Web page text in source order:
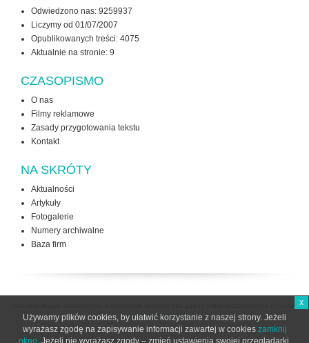
Odwiedzono nas: 9259937
Liczymy od 01/07/2007
Opublikowanych treści: 4075
Aktualnie na stronie: 9
CZASOPISMO
O nas
Filmy reklamowe
Zasady przygotowania tekstu
Kontakt
NA SKRÓTY
Aktualności
Artykuły
Fotogalerie
Numery archiwalne
Baza firm
użytkowania strony
x
Używamy plików cookies, by ułatwić korzystanie z naszej strony. Jeżeli
wyrażasz zgodę na zapisywanie informacji zawartej w cookies zamknij
okno . Jeżeli nie wyrażasz zgody – zmień ustawienia swojej przeglądarki.